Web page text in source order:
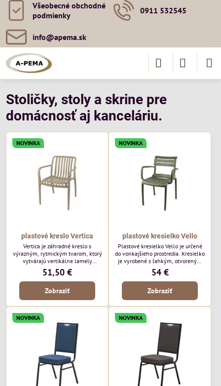
Všeobecné obchodné
podmienky
0911 532545
info​@apema​.sk
Stoličky, stoly a skrine pre
domácnosť aj kanceláriu.
NOVINKA
plastové kreslo Vertica
Vertica je záhradné kreslo s
výrazným, rytmickým tvarom, ktorý
vytvárajú vertikálne lamely
operadla a sedadla. Jej otvorený
dizajn jej dodáva ľahký, vzdušný
vzhľad a robí z nej perfektný
doplnok moderných vonkajších
pozornosť svojimi detailmi bez toho,
aby dominoval priestoru. Bude
vyzerať skvele vo vonkajších
jedálenských priestoroch, pri
bistrových stoloch a v...
51,50 €
Zobraziť
NOVINKA
plastové kresielko Vello
Plastové kresielko Vello je určené
do vonkajšieho prostredia. Kresielko
je vyrobené s ľahkým, otvoreným
tvarom a jemne kontúrovanými
líniami. Horizontálne lamely
operadla a jemne zaoblené
podrúčky dodávajú kresielku
ležérny, letný nádych. Tento model
bude vyzerať skvele vo vonkajších
jedálenských priestoroch, pri
reštauračných stoloch a v
bistrových priestoroch.
54 €
Zobraziť
NOVINKA NOVINKA